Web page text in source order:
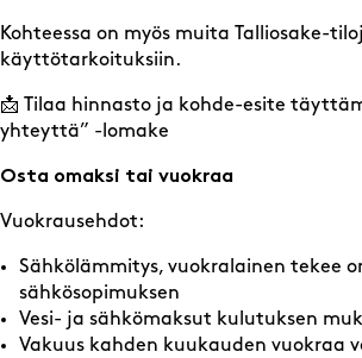
Kohteessa on myös muita Talliosake-
käyttötarkoituksiin.
📩 Tilaa hinnasto ja kohde-esite
yhteyttä” -lomake
Osta omaksi tai vuokraa
Vuokrausehdot:
Sähkölämmitys, vuokralainen tekee
sähkösopimuksen
Vesi- ja sähkömaksut kulutuksen
Vakuus kahden kuukauden vuokraa